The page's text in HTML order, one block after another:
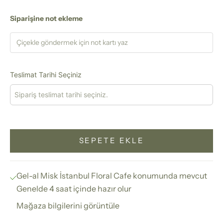
Siparişine not ekleme
Teslimat Tarihi Seçiniz
SEPETE EKLE
Gel-al Misk İstanbul Floral Cafe konumunda mevcut
Genelde 4 saat içinde hazır olur
Mağaza bilgilerini görüntüle